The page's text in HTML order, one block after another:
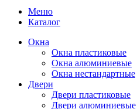
Меню
Каталог
Окна
Окна пластиковые
Окна алюминиевые
Окна нестандартные
Двери
Двери пластиковые
Двери алюминиевые